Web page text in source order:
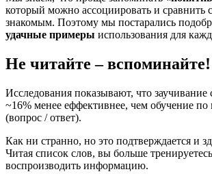
который можно ассоциировать и сравнить
знакомым. Поэтому мы постарались
удачные примеры использования для
Не читайте – вспоминайте!
Исследования показывают, что заучивание
~16% менее еффективнее, чем обучение по
(вопрос / ответ).
Как ни странно, но это подтверждается и
Читая список слов, вы больше
воспроизводить информацию.